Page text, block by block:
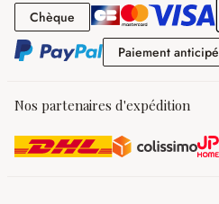
Chèque Chèque
Paiement anticipé
Nos partenaires d'expédition